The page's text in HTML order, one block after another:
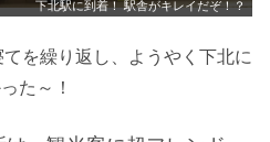
下北駅に到着！ 駅舎がキレイだぞ！？
を繰り返し、ようやく下北に
た～！